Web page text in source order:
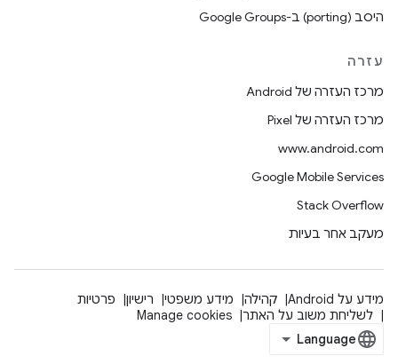
היסב (porting) ב-Google Groups
עזרה
מרכז העזרה של Android
מרכז העזרה של Pixel
www.android.com
Google Mobile Services
Stack Overflow
מעקב אחר בעיות
מידע על Android קהילה מידע משפטי רישיון
פרטיות
לשליחת משוב על האתר
Manage cookies